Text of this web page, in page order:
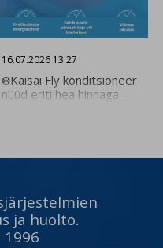
konditsioneerid-
16.07.2026 13:27
❄️Kaisai Fly konditsioneer
nüüd eriti hea hinnaga –
t=install Vaata toodet 👇
https://www.cerbos.ee/
…/konditsioneer-kaisai-fly-
09-26-09-3…
ja huolto.
1996
evästeet. Käytämme
avulla.
Käytämme
Hyväksyn ja tallenna